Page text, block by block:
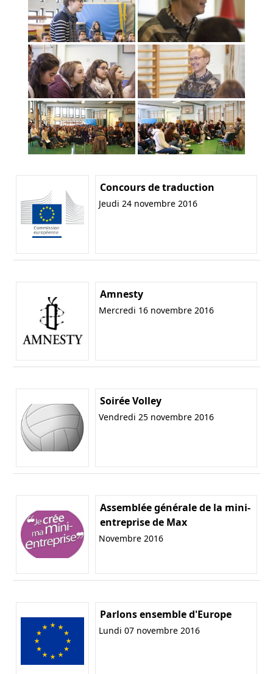
Concours de traduction
Jeudi 24 novembre 2016
Amnesty
Mercredi 16 novembre 2016
Soirée Volley
Vendredi 25 novembre 2016
Assemblée générale de la mini-
entreprise de Max
Novembre 2016
Parlons ensemble d'Europe
Lundi 07 novembre 2016